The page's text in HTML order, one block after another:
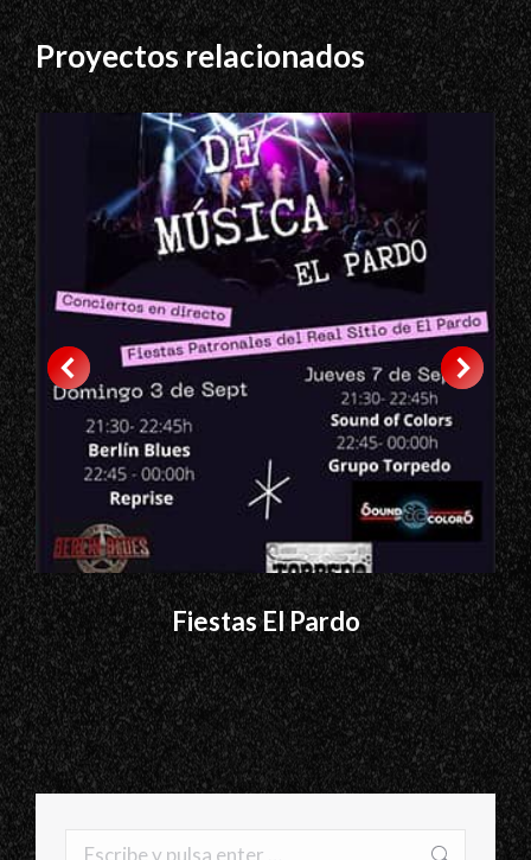
Proyectos relacionados
Fiestas El Pardo
Buscar: